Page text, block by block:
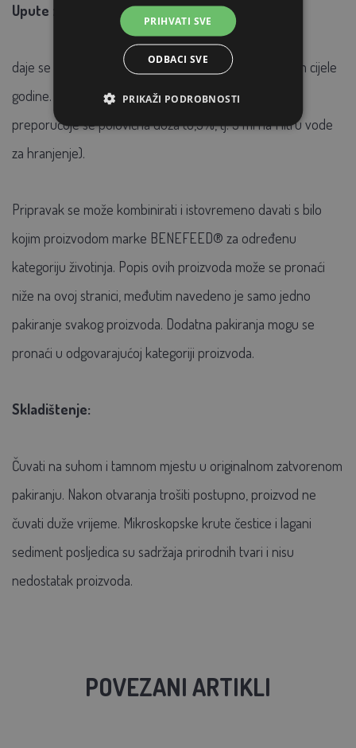
Upute za hranjenje:
daje se u količini od 10 ml na 1 litru krmne vode tijekom cijele
godine. Prva 2-3 dana na početku primjene pripravka
preporučuje se polovična doza (0,5%, tj. 5 ml na 1 litru vode
za hranjenje).
Pripravak se može kombinirati i istovremeno davati s bilo
kojim proizvodom marke BENEFEED® za određenu
kategoriju životinja. Popis ovih proizvoda može se pronaći
niže na ovoj stranici, međutim navedeno je samo jedno
pakiranje svakog proizvoda. Dodatna pakiranja mogu se
pronaći u odgovarajućoj kategoriji proizvoda.
Skladištenje:
Čuvati na suhom i tamnom mjestu u originalnom zatvorenom
pakiranju. Nakon otvaranja trošiti postupno, proizvod ne
čuvati duže vrijeme. Mikroskopske krute čestice i lagani
sediment posljedica su sadržaja prirodnih tvari i nisu
nedostatak proizvoda.
POVEZANI ARTIKLI
PRIHVATI SVE
ODBACI SVE
PRIKAŽI PODROBNOSTI